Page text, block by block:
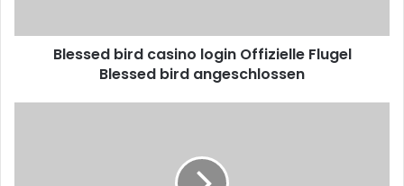
i
Blessed bird casino login Offizielle Flugel
Blessed bird angeschlossen